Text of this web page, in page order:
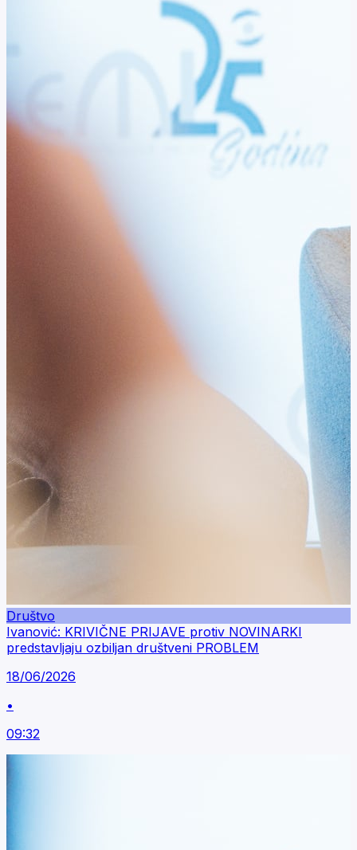
Društvo
Ivanović: KRIVIČNE PRIJAVE protiv NOVINARKI
predstavljaju ozbiljan društveni PROBLEM
18/06/2026
•
09:32